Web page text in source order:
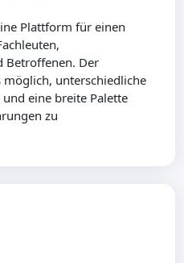
Plattform für einen
Betroffenen. Der
möglich, unterschiedliche
eine breite Palette
zu